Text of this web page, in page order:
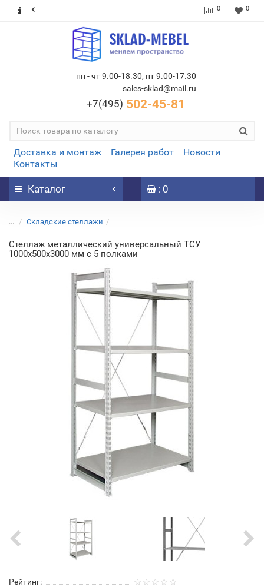
0 0
пн - чт 9.00-18.30, пт 9.00-17.30
sales-sklad@mail.ru
+7(495) 502-45-81
Доставка и монтаж Галерея работ
Новости
Контакты
Каталог : 0
... Складские стеллажи
Стеллаж металлический универсальный ТСУ
1000х500х3000 мм с 5 полками
Рейтинг: